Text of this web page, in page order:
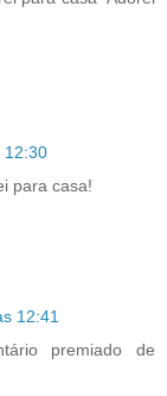
12:30
para casa!
12:41
premiado de